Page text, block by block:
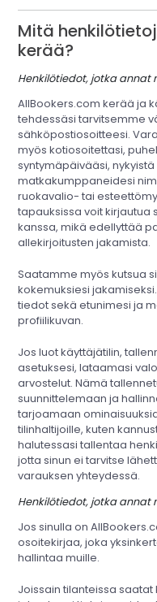
Mitä
kerää?
Henkilötiedot, jotka annat
AllBookers.com kerää ja
tehdessäsi tarvitsemme
sähköpostiosoitteesi.
myös kotiosoitettasi,
syntymäpäivääsi,
matkakumppaneidesi
ruokavalio- tai
tapauksissa voit
kanssa, mikä edellyttää
allekirjoitusten jakamista.
Saatamme myös kutsua
kokemuksiesi
tiedot sekä etunimesi ja
profiilikuvan.
Jos luot käyttäjätilin,
asetuksesi, lataamasi
arvostelut. Nämä
suunnittelemaan ja
tarjoamaan
tilinhaltijoille, kuten
halutessasi tallentaa
jotta sinun ei tarvitse
varauksen yhteydessä.
Henkilötiedot, jotka annat
Jos sinulla on
osoitekirjaa, joka
hallintaa muille.
Joissain tilanteissa